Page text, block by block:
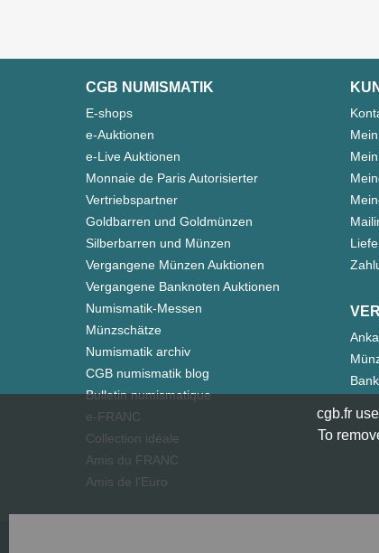
CGB NUMISMATIK
E-shops
e-Auktionen
e-Live Auktionen
Monnaie de Paris Autorisierter
Vertriebspartner
Goldbarren und Goldmünzen
Silberbarren und Münzen
Vergangene Münzen Auktionen
Vergangene Banknoten Auktionen
Numismatik-Messen
Münzschätze
Numismatik archiv
CGB numismatik blog
Bulletin numismatique
e-FRANC
Collection idéale
Amis du FRANC
Amis de l'Euro
cgb.fr
To